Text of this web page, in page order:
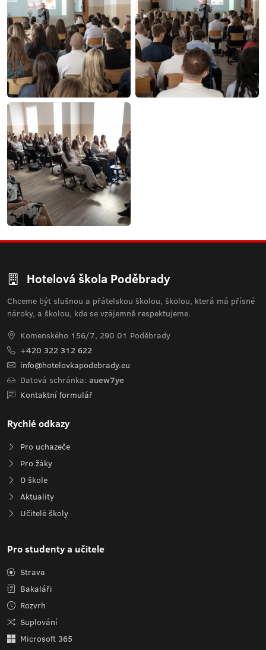
Hotelová škola Poděbrady
Chceme být slušnou a přátelskou školou, školou, která má přísné
nároky, a školou, kde se vzájemně respektujeme.
Komenského 156/7, 290 01 Poděbrady
+420 322 312 622
info@hotelovkapodebrady.eu
Datová schránka: auew7ye
Kontaktní formulář
Rychlé odkazy
Pro uchazeče
Pro žáky
O škole
Aktuality
Učitelé školy
Pro studenty a učitele
Strava
Bakaláři
Rozvrh
Suplování
Microsoft 365